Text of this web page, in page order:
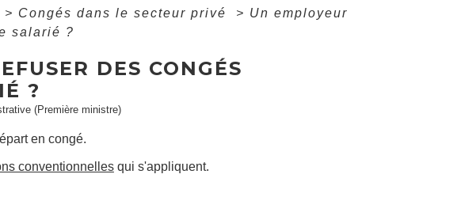
> Congés dans le secteur privé > Un employeur
salarié ?
DES CONGÉS
?
(Première ministre)
en congé.
conventionnellesqui s'appliquent.